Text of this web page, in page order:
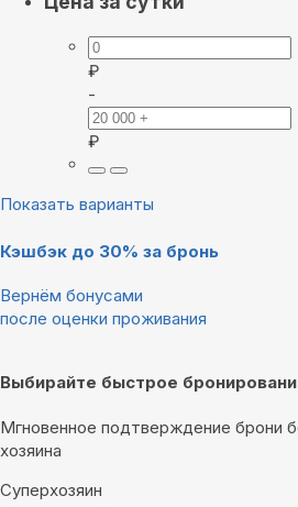
₽
-
₽
Показать варианты
Кэшбэк до 30% за бронь
Вернём бонусами
после оценки проживания
Выбирайте быстрое
Мгновенное подтверждение брони
хозяина
Суперхозяин